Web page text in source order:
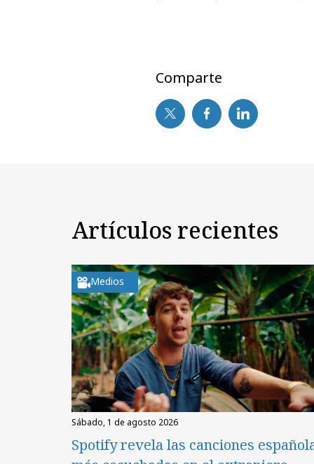
Comparte
Artículos recientes
Medios
sábado, 1 de agosto 2026
Spotify revela las canciones